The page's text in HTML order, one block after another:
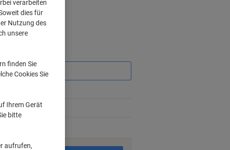
-8%
verarbeiten
dies für
Nutzung des
unsere
finden Sie
Cookies Sie
Ihrem Gerät
bitte
aufrufen,